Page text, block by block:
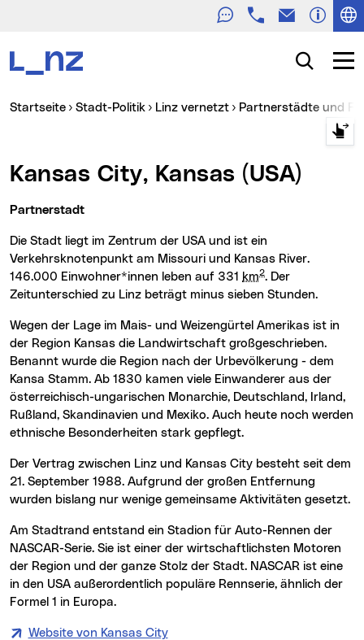
TelefonE-Mail
Suche
Sie sind hier:
Startseite Stadt-Politik Linz vernetzt Partnerstädte und
Kansas City, Kansas (USA)
Partnerstadt
Die Stadt liegt im Zentrum der USA und ist ein
Verkehrsknotenpunkt am Missouri und Kansas River.
146.000 Einwohner*innen leben auf 331 km2. Der
Zeitunterschied zu Linz beträgt minus sieben Stunden.
Wegen der Lage im Mais- und Weizengürtel Amerikas ist in
der Region Kansas die Landwirtschaft großgeschrieben.
Benannt wurde die Region nach der Urbevölkerung - dem
Kansa Stamm. Ab 1830 kamen viele Einwanderer aus der
österreichisch-ungarischen Monarchie, Deutschland, Irland,
Rußland, Skandinavien und Mexiko. Auch heute noch werden
ethnische Besonderheiten stark gepflegt.
Der Vertrag zwischen Linz und Kansas City besteht seit dem
21. September 1988. Aufgrund der großen Entfernung
wurden bislang nur wenige gemeinsame Aktivitäten gesetzt.
Am Stadtrand entstand ein Stadion für Auto-Rennen der
NASCAR-Serie. Sie ist einer der wirtschaftlichsten Motoren
der Region und der ganze Stolz der Stadt. NASCAR ist eine
in den USA außerordentlich populäre Rennserie, ähnlich der
Formel 1 in Europa.
Website von Kansas City